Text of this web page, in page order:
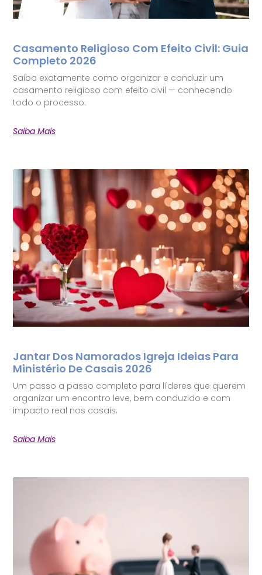
Casamento Religioso Com Efeito Civil: Guia
Completo 2026
Saiba exatamente como organizar e conduzir um
casamento religioso com efeito civil — conhecendo
todo o processo.
Saiba Mais
Jantar Dos Namorados Igreja Ideias Para
Ministério De Casais 2026
Um passo a passo completo para líderes que querem
organizar um encontro leve, bem conduzido e com
impacto real nos casais.
Saiba Mais